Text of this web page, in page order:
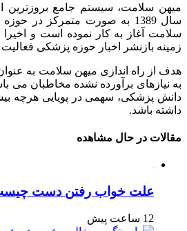
میهن سلامت، سیستم جامع بروزترین
سال 1389 به صورت متمرکز در
سلامت آغاز به کار نموده است و
زمینه بازنشر اخبار حوزه پزشکی
هدف از راه اندازی میهن سلامت به
به نیازهای برآورده نشده مخاطبان می
دانش پزشکی، سهمی در پویایی هرچه
داشته باشد.
مقالات در حال مشاهده
علت خواب رفتن دست
12 ساعت پیش